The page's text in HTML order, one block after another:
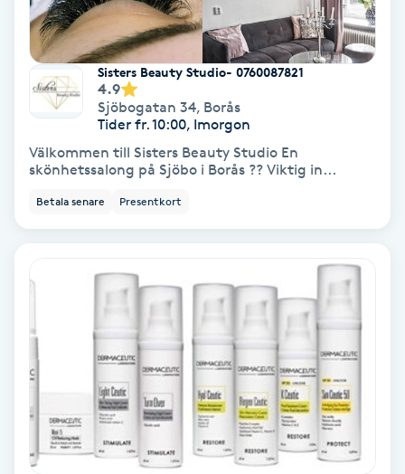
Naglar borttagning
Naglar reparation
Naprapati
Navelpiercing
Ny frisyr
Olaplex
Olaplexbehandling
Ombre
Sisters Beauty Studio- 0760087821
4.9
Sjöbogatan 34, Borås
Tider fr. 10:00, Imorgon
Välkommen till Sisters Beauty Studio En
skönhetssalong på Sjöbo i Borås ?? Viktig in...
Betala senare Presentkort